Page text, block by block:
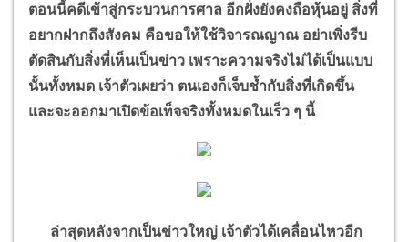
ตอนนี้คดีเข้าสู่กระบวนการศาล อีกฝั่งยังคงถือหุ้นอยู่ สิ่งที่
อยากฝากถึงสังคม คือขอให้ใช้วิจารณญาณ อย่าเพิ่งรีบ
ตัดสินกับสิ่งที่เห็นเป็นข่าว เพราะความจริงไม่ได้เป็นแบบ
นั้นทั้งหมด เจ้าตัวเผยว่า ตนเองก็เจ็บช้ำกับสิ่งที่เกิดขึ้น
และจะออกมาเปิดข้อเท็จจริงทั้งหมดในเร็ว ๆ นี้
ล่าสุดหลังจากเป็นข่าวใหญ่ เจ้าตัวได้เคลื่อนไหวอีก